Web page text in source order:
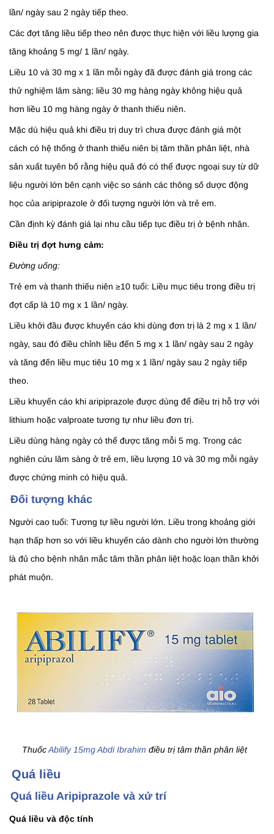
lần/ ngày sau 2 ngày tiếp theo.
Các đợt tăng liều tiếp theo nên được thực hiện với liều lượng gia
tăng khoảng 5 mg/ 1 lần/ ngày.
Liều 10 và 30 mg x 1 lần mỗi ngày đã được đánh giá trong các
thử nghiệm lâm sàng; liều 30 mg hàng ngày không hiệu quả
hơn liều 10 mg hàng ngày ở thanh thiếu niên.
Mặc dù hiệu quả khi điều trị duy trì chưa được đánh giá một
cách có hệ thống ở thanh thiếu niên bị tâm thần phân liệt, nhà
sản xuất tuyên bố rằng hiệu quả đó có thể được ngoại suy từ dữ
liệu người lớn bên cạnh việc so sánh các thông số dược động
học của aripiprazole ở đối tượng người lớn và trẻ em.
Cần định kỳ đánh giá lại nhu cầu tiếp tục điều trị ở bệnh nhân.
Điều trị đợt hưng cảm:
Đường uống:
Trẻ em và thanh thiếu niên ≥10 tuổi: Liều mục tiêu trong điều trị
đợt cấp là 10 mg x 1 lần/ ngày.
Liều khởi đầu được khuyến cáo khi dùng đơn trị là 2 mg x 1 lần/
ngày, sau đó điều chỉnh liều đến 5 mg x 1 lần/ ngày sau 2 ngày
và tăng đến liều mục tiêu 10 mg x 1 lần/ ngày sau 2 ngày tiếp
theo.
Liều khuyến cáo khi aripiprazole được dùng để điều trị hỗ trợ với
lithium hoặc valproate tương tự như liều đơn trị.
Liều dùng hàng ngày có thể được tăng mỗi 5 mg. Trong các
nghiên cứu lâm sàng ở trẻ em, liều lượng 10 và 30 mg mỗi ngày
được chứng minh có hiệu quả.
Đối tượng khác
Người cao tuổi: Tương tự liều người lớn. Liều trong khoảng giới
hạn thấp hơn so với liều khuyến cáo dành cho người lớn thường
là đủ cho bệnh nhân mắc tâm thần phân liệt hoặc loạn thần khởi
phát muộn.
ThuốcAbilify 15mg Abdi Ibrahim điều trị tâm thần phân liệt
Quá liều
Quá liều Aripiprazole và xử trí
Quá liều và độc tính